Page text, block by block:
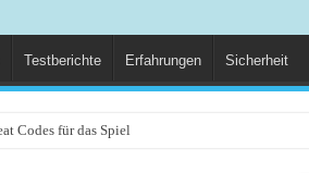
Testberichte Erfahrungen Sicherheit
Codes für das Spiel